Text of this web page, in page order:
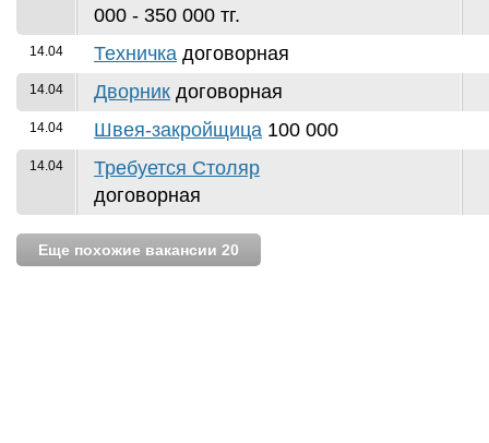
000 - 350 000 тг.
14.04 Техничка договорная
14.04 Дворник договорная
14.04 Швея-закройщица 100 000
14.04
Требуется Столяр
договорная